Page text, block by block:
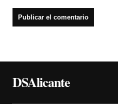
DSAlicante